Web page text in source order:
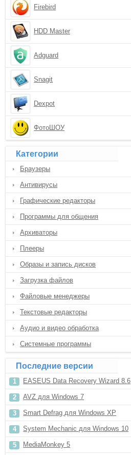
Firebird
HDD Master
Adguard
Snagit
Dexpot
ФотоШОУ
Категории
Браузеры
Антивирусы
Графические редакторы
Программы для общения
Архиваторы
Плееры
Образы и запись дисков
Загрузка файлов
Файловые менеджеры
Текстовые редакторы
Аудио и видео обработка
Системные программы
Последние версии
EASEUS Data Recovery Wizard 8.6
AVZ для Windows 7
Smart Defrag для Windows XP
System Mechanic для Windows 10
MediaMonkey 5